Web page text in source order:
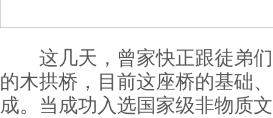
这几天，曾家快正跟徒弟们
的木拱桥，目前这座桥的基础
成。当成功入选国家级非物质